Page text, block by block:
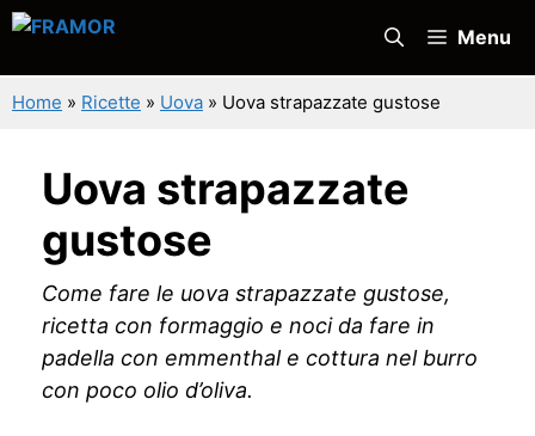
Vai
contenuto
Menu
Home » Ricette » Uova » Uova strapazzate gustose
Uova strapazzate
gustose
Come fare le uova strapazzate gustose,
ricetta con formaggio e noci da fare in
padella con emmenthal e cottura nel burro
con poco olio d’oliva.